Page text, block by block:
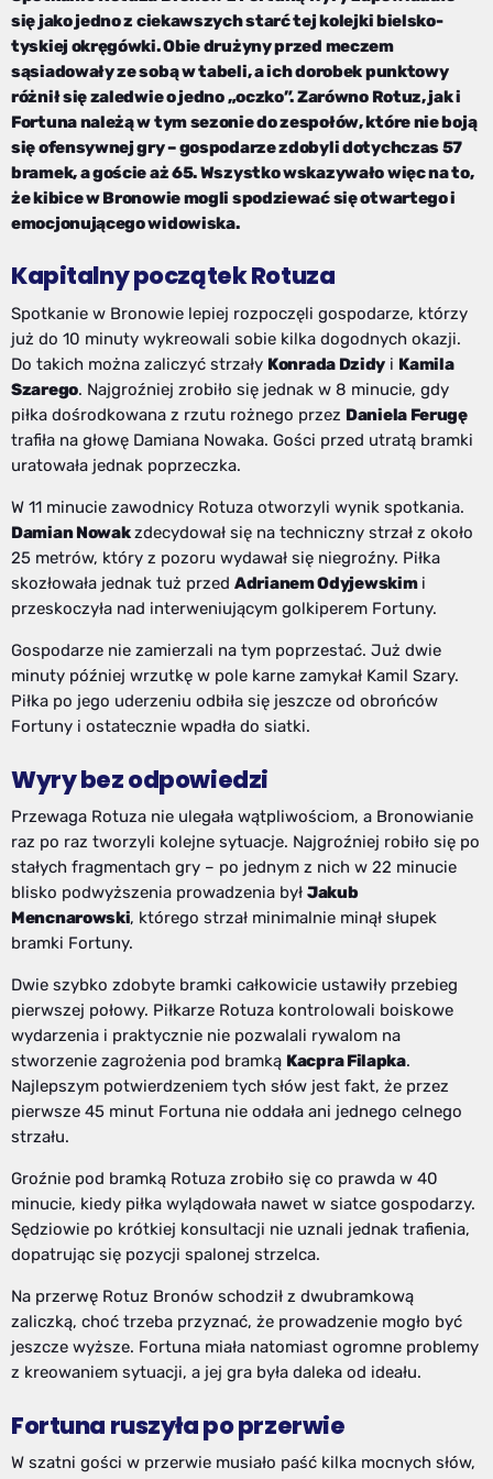
się jako jedno z ciekawszych starć tej kolejki bielsko-
tyskiej okręgówki. Obie drużyny przed meczem
sąsiadowały ze sobą w tabeli, a ich dorobek punktowy
różnił się zaledwie o jedno „oczko”. Zarówno Rotuz, jak i
Fortuna należą w tym sezonie do zespołów, które nie boją
się ofensywnej gry – gospodarze zdobyli dotychczas 57
bramek, a goście aż 65. Wszystko wskazywało więc na to,
że kibice w Bronowie mogli spodziewać się otwartego i
emocjonującego widowiska.
Kapitalny początek Rotuza
Spotkanie w Bronowie lepiej rozpoczęli gospodarze, którzy
już do 10 minuty wykreowali sobie kilka dogodnych okazji.
Do takich można zaliczyć strzały Konrada Dzidy i Kamila
Szarego. Najgroźniej zrobiło się jednak w 8 minucie, gdy
piłka dośrodkowana z rzutu rożnego przez Daniela Ferugę
trafiła na głowę Damiana Nowaka. Gości przed utratą bramki
uratowała jednak poprzeczka.
W 11 minucie zawodnicy Rotuza otworzyli wynik spotkania.
Damian Nowakzdecydował się na techniczny strzał z około
25 metrów, który z pozoru wydawał się niegroźny. Piłka
skozłowała jednak tuż przed Adrianem Odyjewskimi
przeskoczyła nad interweniującym golkiperem Fortuny.
Gospodarze nie zamierzali na tym poprzestać. Już dwie
minuty później wrzutkę w pole karne zamykał Kamil Szary.
Piłka po jego uderzeniu odbiła się jeszcze od obrońców
Fortuny i ostatecznie wpadła do siatki.
Wyry bez odpowiedzi
Przewaga Rotuza nie ulegała wątpliwościom, a Bronowianie
raz po raz tworzyli kolejne sytuacje. Najgroźniej robiło się po
stałych fragmentach gry – po jednym z nich w 22 minucie
blisko podwyższenia prowadzenia był Jakub
Mencnarowski, którego strzał minimalnie minął słupek
bramki Fortuny.
Dwie szybko zdobyte bramki całkowicie ustawiły przebieg
pierwszej połowy. Piłkarze Rotuza kontrolowali boiskowe
wydarzenia i praktycznie nie pozwalali rywalom na
stworzenie zagrożenia pod bramką Kacpra Filapka.
Najlepszym potwierdzeniem tych słów jest fakt, że przez
pierwsze 45 minut Fortuna nie oddała ani jednego celnego
strzału.
Groźnie pod bramką Rotuza zrobiło się co prawda w 40
minucie, kiedy piłka wylądowała nawet w siatce gospodarzy.
Sędziowie po krótkiej konsultacji nie uznali jednak trafienia,
dopatrując się pozycji spalonej strzelca.
Na przerwę Rotuz Bronów schodził z dwubramkową
zaliczką, choć trzeba przyznać, że prowadzenie mogło być
jeszcze wyższe. Fortuna miała natomiast ogromne problemy
z kreowaniem sytuacji, a jej gra była daleka od ideału.
Fortuna ruszyła po przerwie
W szatni gości w przerwie musiało paść kilka mocnych słów,